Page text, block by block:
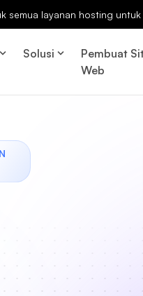
semua layanan hosting
Solusi
Pembuat
Web